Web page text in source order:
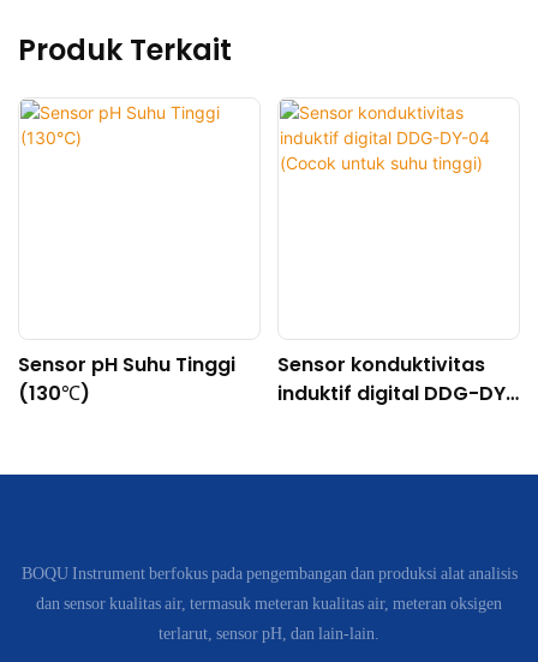
Produk Terkait
Sensor pH Suhu Tinggi
(130℃)
Sensor konduktivitas
induktif digital DDG-DY-
BOQU Instrument berfokus pada pengembangan dan produksi alat analisis
dan sensor kualitas air, termasuk meteran kualitas air, meteran oksigen
terlarut, sensor pH, dan lain-lain.